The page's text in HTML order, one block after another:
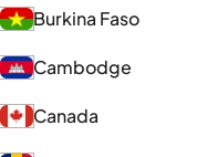
Burkina Faso
Cambodge
Canada